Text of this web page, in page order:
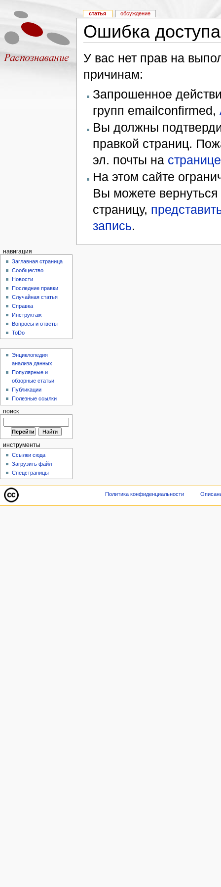
Ошибка доступа
У вас нет прав на
причинам:
Запрошенное
групп emailconfirmed,
Вы должны
правкой страниц.
эл. почты на
На этом сайте
Вы можете
страницу,
запись.
статья обсуждение
навигация
Заглавная страница
Сообщество
Новости
Последние правки
Случайная статья
Справка
Инструктаж
Вопросы и ответы
ToDo
Энциклопедия
анализа данных
Популярные и
обзорные статьи
Публикации
Полезные ссылки
поиск
инструменты
Ссылки сюда
Загрузить файл
Спецстраницы
Политика конфиденциальности